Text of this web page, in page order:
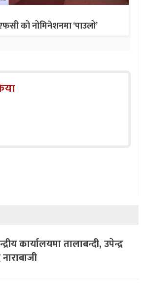
को नोमिनेशनमा ‘पाउलो’
कार्यालयमा तालाबन्दी, उपेन्द्र